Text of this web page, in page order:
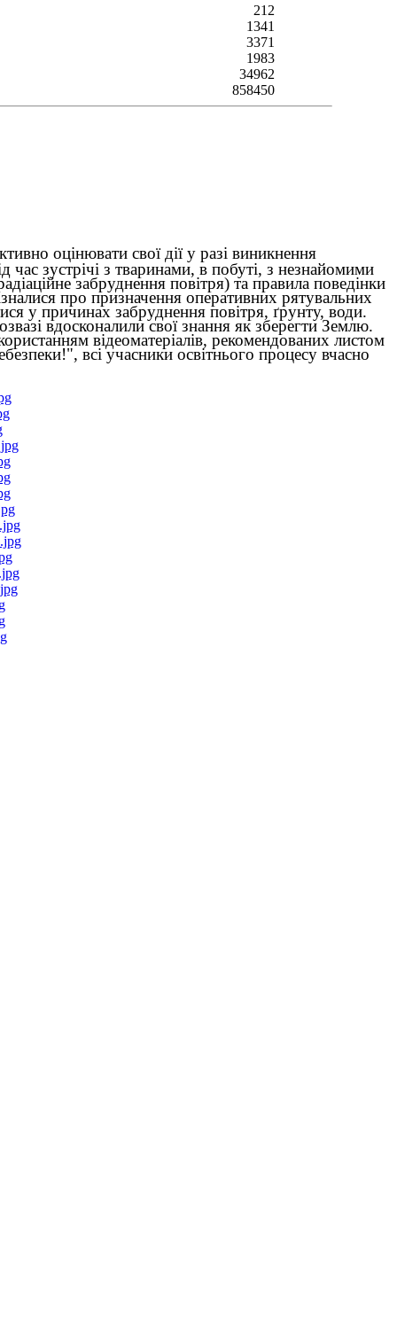
212
1341
3371
1983
34962
858450
оцінювати свої дії у разі виникнення
час зустрічі з тваринами, в побуті, з незнайомими
забруднення повітря) та правила поведінки
про призначення оперативних рятувальних
у причинах забруднення повітря, ґрунту, води.
вдосконалили свої знання як зберегти Землю.
відеоматеріалів, рекомендованих листом
всі учасники освітнього процесу вчасно